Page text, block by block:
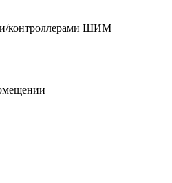
контроллерами ШИМ